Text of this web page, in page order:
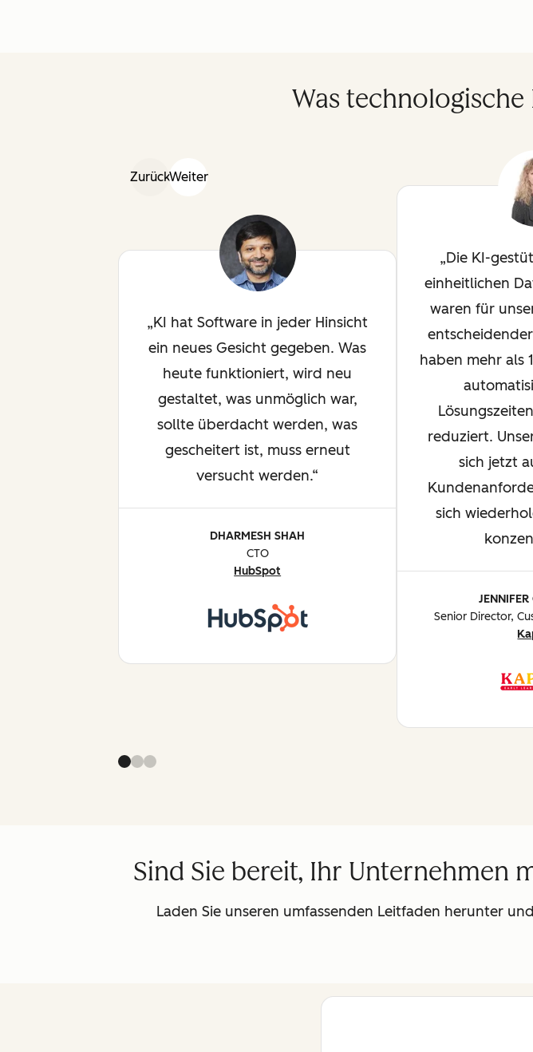
Was
ZurückWeiter
KI hat Software in jeder Hinsicht
ein neues Gesicht gegeben. Was
heute funktioniert, wird neu
gestaltet, was unmöglich war,
sollte überdacht werden, was
gescheitert ist, muss erneut
versucht werden.
DHARMESH SHAH
CTO
HubSpot
Die KI-
einheitlichen
waren für
haben mehr als
reduziert.
sich jetzt
sich
Senior Director,
Sind Sie bereit, Ihr Unternehmen
Laden Sie unseren umfassenden Leitfaden herunter